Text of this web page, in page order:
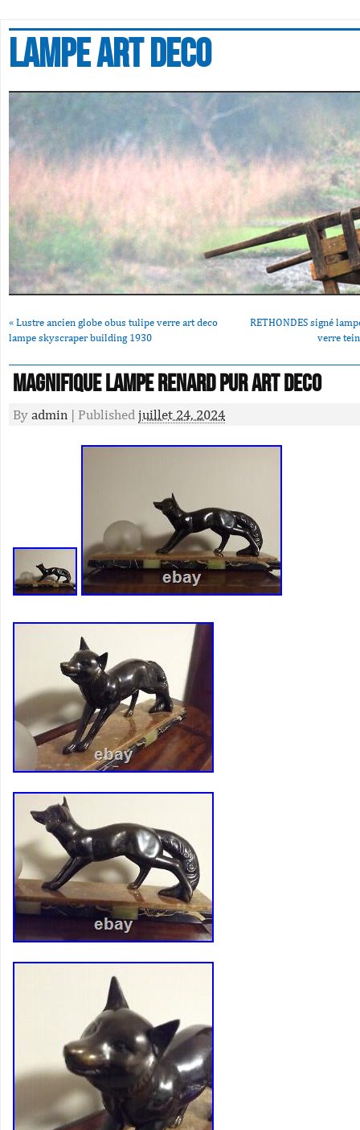
Lampe art deco
« Lustre ancien globe obus tulipe verre art deco
lampe skyscraper building 1930
RETHONDES signé
verre
Magnifique lampe renard pur Art Deco
By admin | Published juillet 24, 2024